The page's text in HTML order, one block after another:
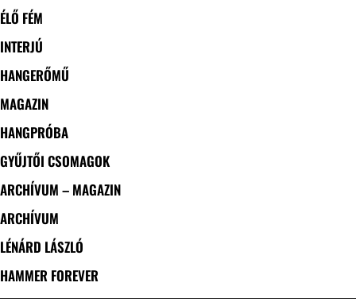
ÉLŐ FÉM
INTERJÚ
HANGERŐMŰ
MAGAZIN
HANGPRÓBA
GYŰJTŐI CSOMAGOK
ARCHÍVUM – MAGAZIN
ARCHÍVUM
LÉNÁRD LÁSZLÓ
HAMMER FOREVER